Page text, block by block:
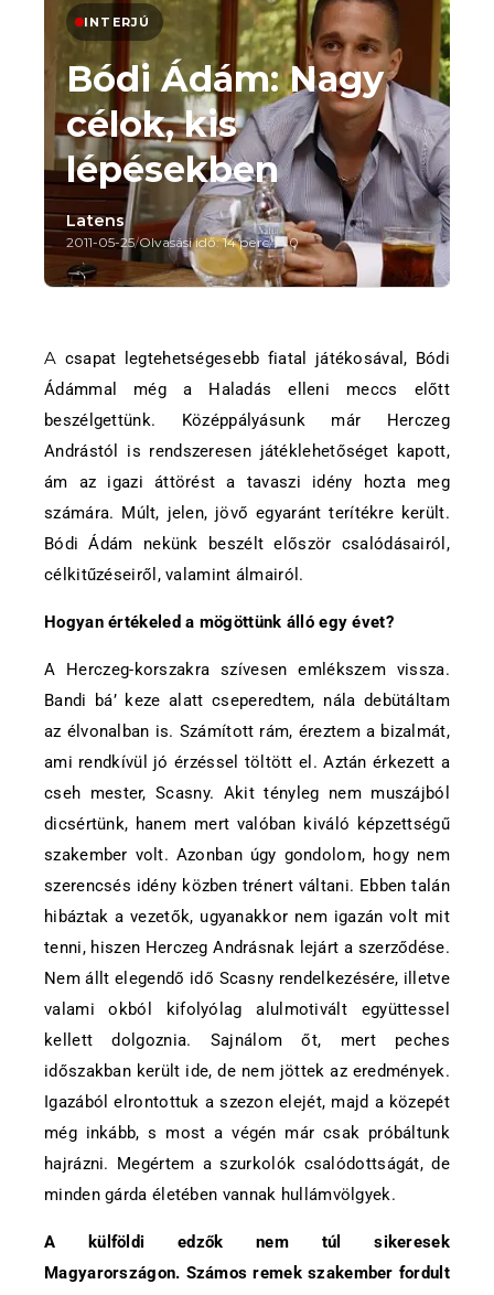
INTERJÚ
Bódi Ádám: Nagy
célok, kis
lépésekben
Latens
2011-05-25/Olvasási idő: 14 perc/ 0
A csapat legtehetségesebb fiatal játékosával, Bódi
Ádámmal még a Haladás elleni meccs előtt
beszélgettünk. Középpályásunk már Herczeg
Andrástól is rendszeresen játéklehetőséget kapott,
ám az igazi áttörést a tavaszi idény hozta meg
számára. Múlt, jelen, jövő egyaránt terítékre került.
Bódi Ádám nekünk beszélt először csalódásairól,
célkitűzéseiről, valamint álmairól.
Hogyan értékeled a mögöttünk álló egy évet?
A Herczeg-korszakra szívesen emlékszem vissza.
Bandi bá’ keze alatt cseperedtem, nála debütáltam
az élvonalban is. Számított rám, éreztem a bizalmát,
ami rendkívül jó érzéssel töltött el. Aztán érkezett a
cseh mester, Scasny. Akit tényleg nem muszájból
dicsértünk, hanem mert valóban kiváló képzettségű
szakember volt. Azonban úgy gondolom, hogy nem
szerencsés idény közben trénert váltani. Ebben talán
hibáztak a vezetők, ugyanakkor nem igazán volt mit
tenni, hiszen Herczeg Andrásnak lejárt a szerződése.
Nem állt elegendő idő Scasny rendelkezésére, illetve
valami okból kifolyólag alulmotivált együttessel
kellett dolgoznia. Sajnálom őt, mert peches
időszakban került ide, de nem jöttek az eredmények.
Igazából elrontottuk a szezon elejét, majd a közepét
még inkább, s most a végén már csak próbáltunk
hajrázni. Megértem a szurkolók csalódottságát, de
minden gárda életében vannak hullámvölgyek.
A külföldi edzők nem túl sikeresek
Magyarországon. Számos remek szakember fordult